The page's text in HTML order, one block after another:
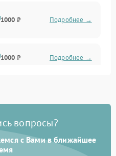
1000 ₽ Подробнее →
1000 ₽ Подробнее →
1000 ₽ Подробнее →
вопросы?
с Вами в ближайшее